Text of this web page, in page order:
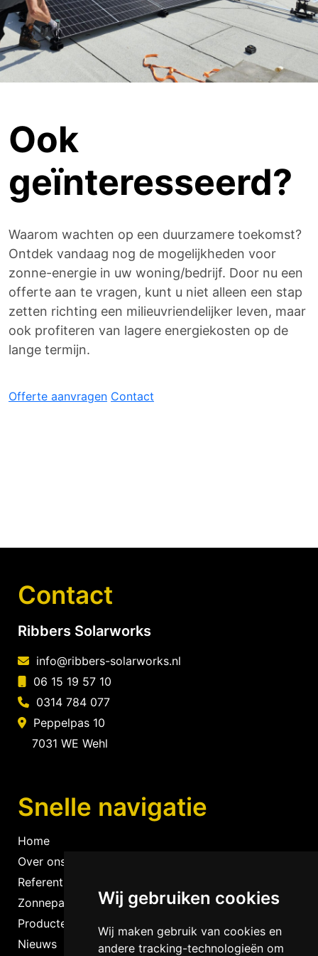
Wij gebruiken cookies
Wij maken gebruik van cookies en
andere tracking-technologieën om
Ook
geïnteresseerd?
Waarom wachten op een duurzamere toekomst?
Ontdek vandaag nog de mogelijkheden voor
zonne-energie in uw woning/bedrijf. Door nu een
offerte aan te vragen, kunt u niet alleen een stap
zetten richting een milieuvriendelijker leven, maar
ook profiteren van lagere energiekosten op de
lange termijn.
Offerte aanvragen Contact
Contact
Ribbers Solarworks
info@ribbers-solarworks.nl
06 15 19 57 10
0314 784 077
Peppelpas 10
7031 WE Wehl
Snelle navigatie
Home
Over ons
Referenties
Zonnepanelen
Producten
Nieuws